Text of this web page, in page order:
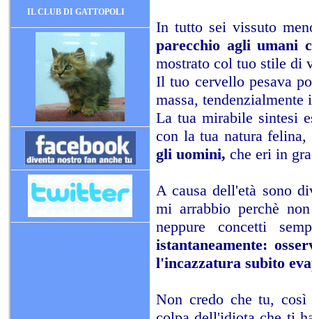
IL CLUB DI GATTOPOLI
In tutto sei vissuto
parecchio agli umani
mostrato col tuo stile di
Il tuo cervello pesava
massa,
La tua mirabile sintesi
con la tua natura
gli uomini, che eri in
A causa dell'età sono
mi arrabbio perchè
neppure concetti
istantaneamente:
l'incazzatura subito
Non credo che tu,